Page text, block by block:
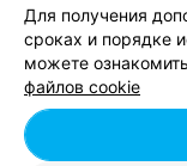
© 2026 ООО «Артокс
Для получения
сроках и порядке
можете
файлов cookie